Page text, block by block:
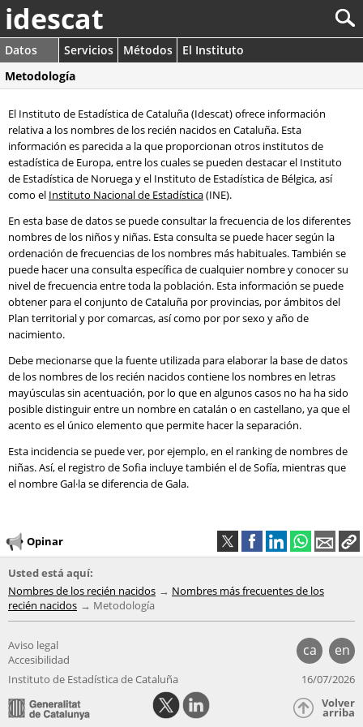
idescat
Datos Servicios Métodos
El Instituto
Metodología
El Instituto de Estadística de Cataluña (Idescat) ofrece información
relativa a los nombres de los recién nacidos en Cataluña. Esta
información es parecida a la que proporcionan otros institutos de
estadística de Europa, entre los cuales se pueden destacar el Instituto
de Estadística de Noruega y el Instituto de Estadística de Bélgica, así
como el Instituto Nacional de Estadística(INE).
En esta base de datos se puede consultar la frecuencia de los diferentes
nombres de los niños y niñas. Esta consulta se puede hacer según la
ordenación de frecuencias de los nombres más habituales. También se
puede hacer una consulta específica de cualquier nombre y conocer su
nivel de frecuencia entre toda la población. Esta información se puede
obtener para el conjunto de Cataluña por provincias, por ámbitos del
Plan territorial y por comarcas, así como por por sexo y año de
nacimiento.
Debe mecionarse que la fuente utilizada para elaborar la base de datos
de los nombres de los recién nacidos contiene los nombres en letras
mayúsculas sin acentuación, por lo que en algunos casos no ha ha sido
posible distinguir entre un nombre en catalán o en castellano, ya que el
acento es el único elemento que permite hacer la separación.
Esta incidencia se puede ver, por ejemplo, en el ranking de nombres de
niñas. Así, el registro de Sofia incluye también el de Sofía, mientras que
el nombre Gal·la se diferencia de Gala.
Opinar
Usted está aquí:
Nombres de los recién nacidos
Nombres más frecuentes de los
recién nacidos
Metodología
ca en
Aviso legal
Accesibilidad
Instituto de Estadística de Cataluña
16/07/2026
Volver
arriba